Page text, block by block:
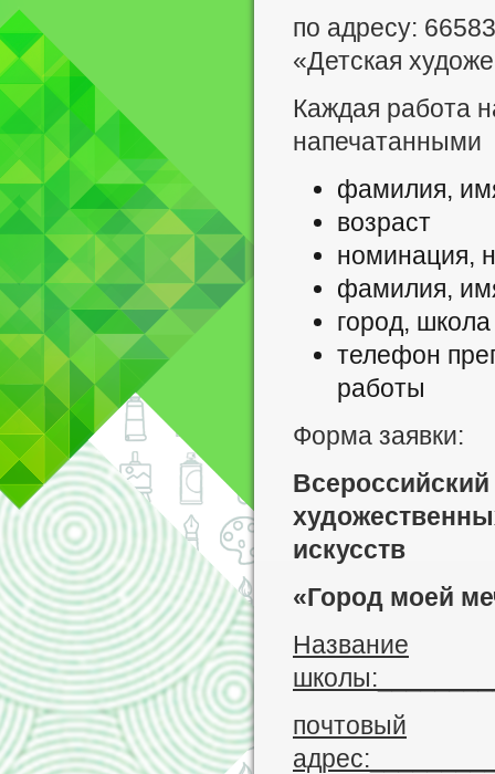
по адресу:
«Детская
Каждая работа
фамилия,
возраст
номинация,
фамилия,
город, школа
телефон
работы
Форма заявки:
Всероссийский
искусств
«Город моей
Название
почтовый